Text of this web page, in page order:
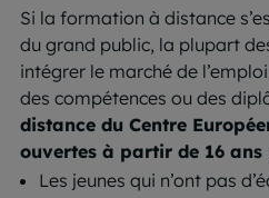
Si la formation à distance
du grand public, la plupart
intégrer le marché de
des compétences ou des
distance du Centre
ouvertes à partir de 16 ans
Les jeunes qui n’ont pas